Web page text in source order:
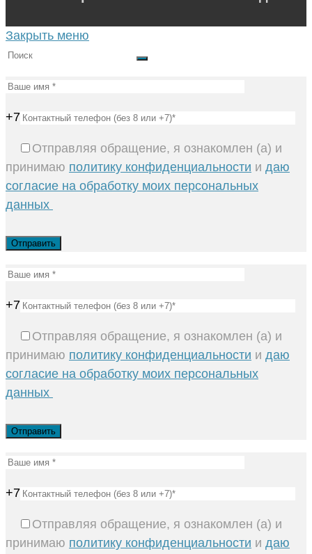
Закрыть меню
+7
Отправляя обращение, я ознакомлен (а) и
принимаю политику конфиденциальности и даю
согласие на обработку моих персональных
данных
+7
Отправляя обращение, я ознакомлен (а) и
принимаю политику конфиденциальности и даю
согласие на обработку моих персональных
данных
+7
Отправляя обращение, я ознакомлен (а) и
принимаю политику конфиденциальности и даю